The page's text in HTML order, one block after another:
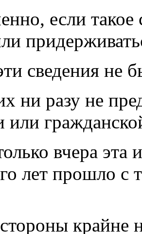
если
сведения не
ни разу не
или
вчера
лет прошло с
крайне